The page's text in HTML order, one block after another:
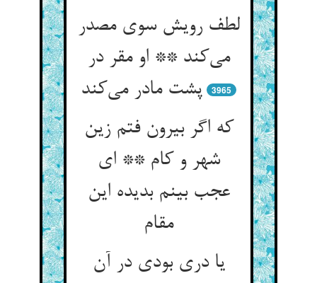
لطف رویش سوی مصدر
می‌کند ** او مقر در
پشت مادر می‌کند
3965
که اگر بیرون فتم زین
شهر و کام ** ای
عجب بینم بدیده این
مقام
یا دری بودی در آن